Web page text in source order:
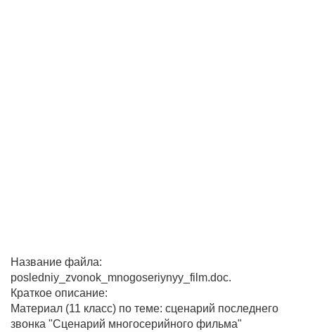
Название файла:
posledniy_zvonok_mnogoseriynyy_film.doc.
Краткое описание:
Материал (11 класс) по теме: сценарий последнего
звонка "Сценарий многосерийного фильма"